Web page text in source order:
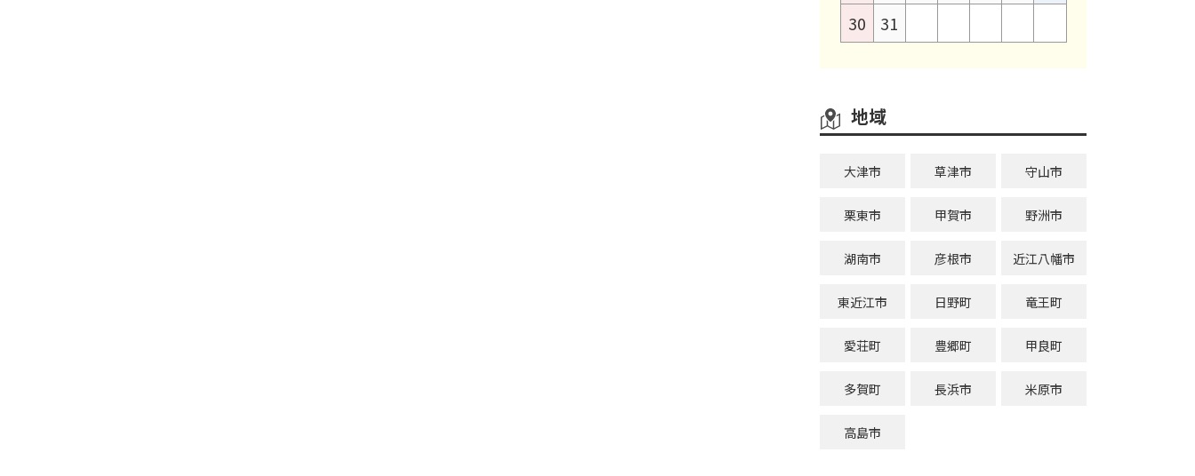
30
31
地域
大津市 草津市 守山市
栗東市 甲賀市 野洲市
湖南市 彦根市 近江八幡市
東近江市 日野町 竜王町
愛荘町 豊郷町 甲良町
多賀町 長浜市 米原市
高島市